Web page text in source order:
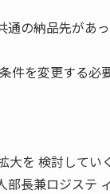
の納品先があっ
件を変更する必
を 検討してい
部長兼ロジステ